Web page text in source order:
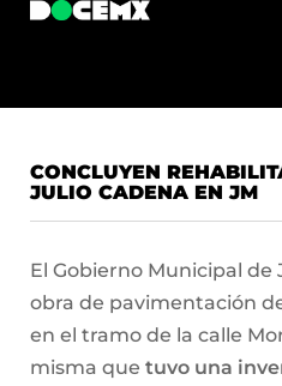
CONCLUYEN
JULIO CADENA EN JM
El Gobierno Municipal de
obra de pavimentación
en el tramo de la calle
misma que tuvo una